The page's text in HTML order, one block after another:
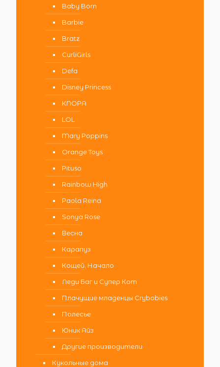
Baby Born
Barbie
Bratz
CurliGirls
Defa
Disney Princess
KNOPA
LOL
Mary Poppins
Orange Toys
Pituso
Rainbow High
Paola Reina
Sonya Rose
Весна
Карапуз
Кощей. Начало
Леди Баг и Супер Кот
Плачущие младенцы Crybabies
Полесье
Юник Айз
Другие производители
Кукольные дома